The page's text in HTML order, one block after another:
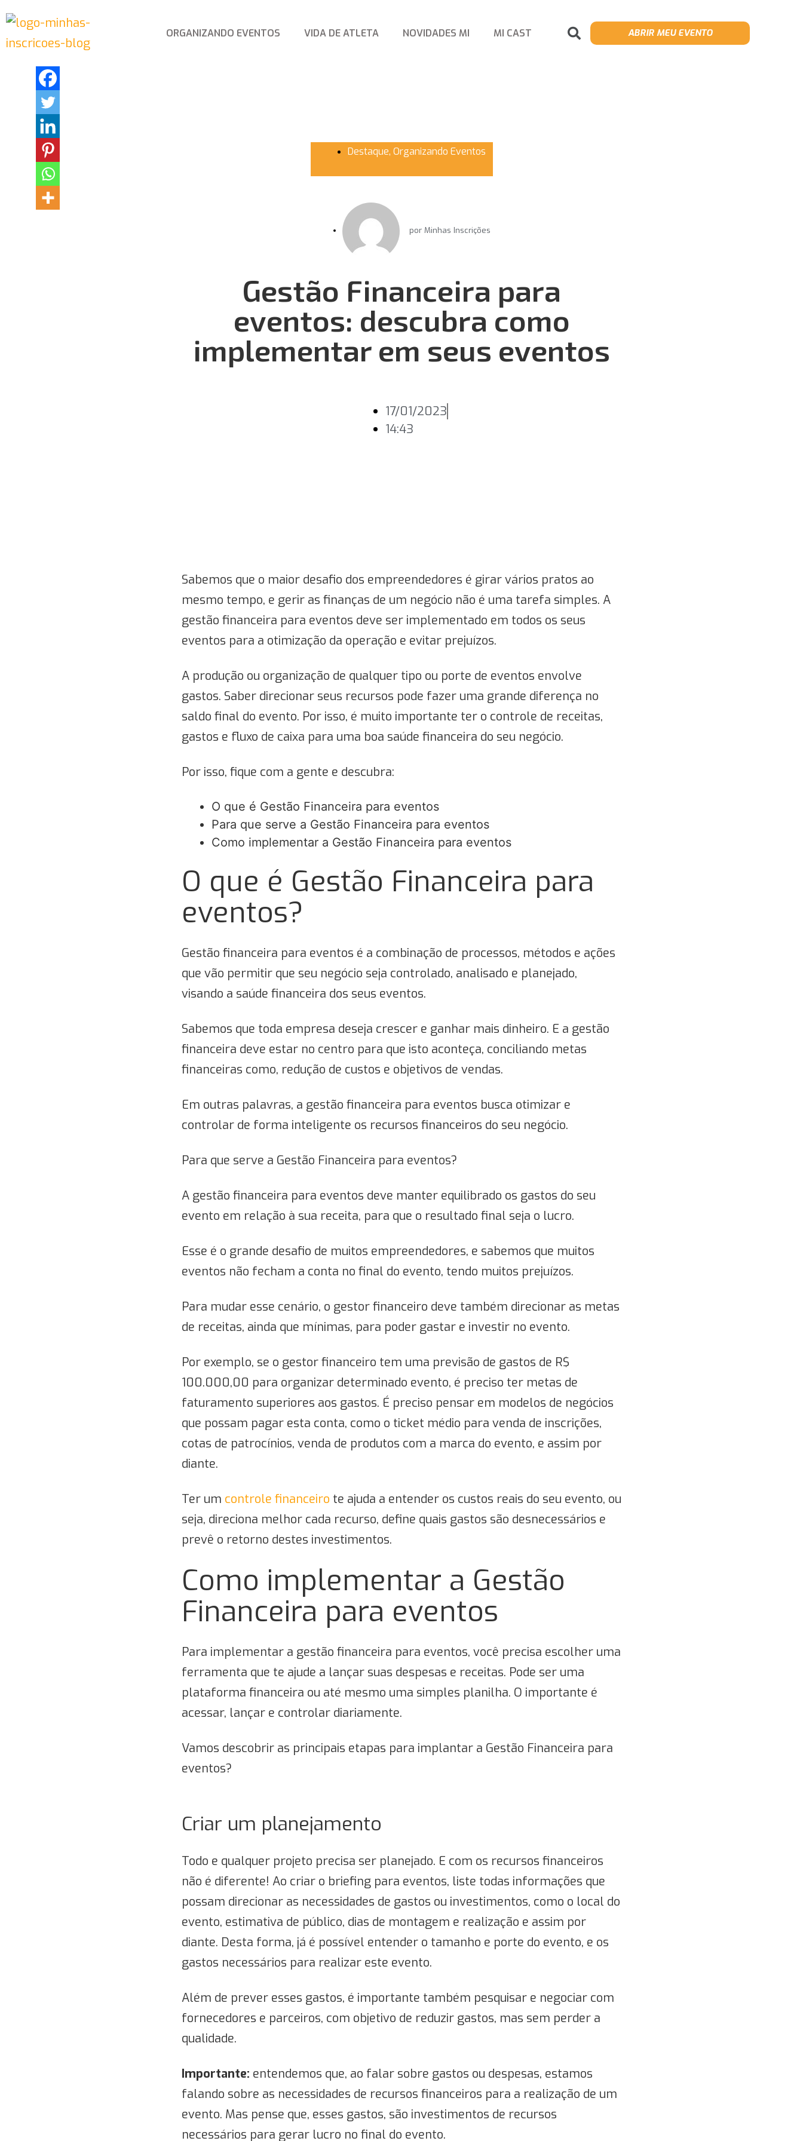
ORGANIZANDO EVENTOS VIDA DE ATLETA NOVIDADES MI MI CAST ABRIR MEU EVENTO
Destaque, Organizando Eventos
por Minhas Inscrições
Gestão Financeira para
eventos: descubra como
implementar em seus eventos
17/01/2023
14:43
Sabemos que o maior desafio dos empreendedores é girar vários pratos ao
mesmo tempo, e gerir as finanças de um negócio não é uma tarefa simples. A
gestão financeira para eventos deve ser implementado em todos os seus
eventos para a otimização da operação e evitar prejuízos.
A produção ou organização de qualquer tipo ou porte de eventos envolve
gastos. Saber direcionar seus recursos pode fazer uma grande diferença no
saldo final do evento. Por isso, é muito importante ter o controle de receitas,
gastos e fluxo de caixa para uma boa saúde financeira do seu negócio.
Por isso, fique com a gente e descubra:
O que é Gestão Financeira para eventos
Para que serve a Gestão Financeira para eventos
Como implementar a Gestão Financeira para eventos
O que é Gestão Financeira para
eventos?
Gestão financeira para eventos é a combinação de processos, métodos e ações
que vão permitir que seu negócio seja controlado, analisado e planejado,
visando a saúde financeira dos seus eventos.
Sabemos que toda empresa deseja crescer e ganhar mais dinheiro. E a gestão
financeira deve estar no centro para que isto aconteça, conciliando metas
financeiras como, redução de custos e objetivos de vendas.
Em outras palavras, a gestão financeira para eventos busca otimizar e
controlar de forma inteligente os recursos financeiros do seu negócio.
Para que serve a Gestão Financeira para eventos?
A gestão financeira para eventos deve manter equilibrado os gastos do seu
evento em relação à sua receita, para que o resultado final seja o lucro.
Esse é o grande desafio de muitos empreendedores, e sabemos que muitos
eventos não fecham a conta no final do evento, tendo muitos prejuízos.
Para mudar esse cenário, o gestor financeiro deve também direcionar as metas
de receitas, ainda que mínimas, para poder gastar e investir no evento.
Por exemplo, se o gestor financeiro tem uma previsão de gastos de R$
100.000,00 para organizar determinado evento, é preciso ter metas de
faturamento superiores aos gastos. É preciso pensar em modelos de negócios
que possam pagar esta conta, como o ticket médio para venda de inscrições,
cotas de patrocínios, venda de produtos com a marca do evento, e assim por
diante.
Ter um controle financeiro te ajuda a entender os custos reais do seu evento, ou
seja, direciona melhor cada recurso, define quais gastos são desnecessários e
prevê o retorno destes investimentos.
Como implementar a Gestão
Financeira para eventos
Para implementar a gestão financeira para eventos, você precisa escolher uma
ferramenta que te ajude a lançar suas despesas e receitas. Pode ser uma
plataforma financeira ou até mesmo uma simples planilha. O importante é
acessar, lançar e controlar diariamente.
Vamos descobrir as principais etapas para implantar a Gestão Financeira para
eventos?
Criar um planejamento
Todo e qualquer projeto precisa ser planejado. E com os recursos financeiros
não é diferente! Ao criar o briefing para eventos, liste todas informações que
possam direcionar as necessidades de gastos ou investimentos, como o local do
evento, estimativa de público, dias de montagem e realização e assim por
diante. Desta forma, já é possível entender o tamanho e porte do evento, e os
gastos necessários para realizar este evento.
Além de prever esses gastos, é importante também pesquisar e negociar com
fornecedores e parceiros, com objetivo de reduzir gastos, mas sem perder a
qualidade.
Importante: entendemos que, ao falar sobre gastos ou despesas, estamos
falando sobre as necessidades de recursos financeiros para a realização de um
evento. Mas pense que, esses gastos, são investimentos de recursos
necessários para gerar lucro no final do evento.